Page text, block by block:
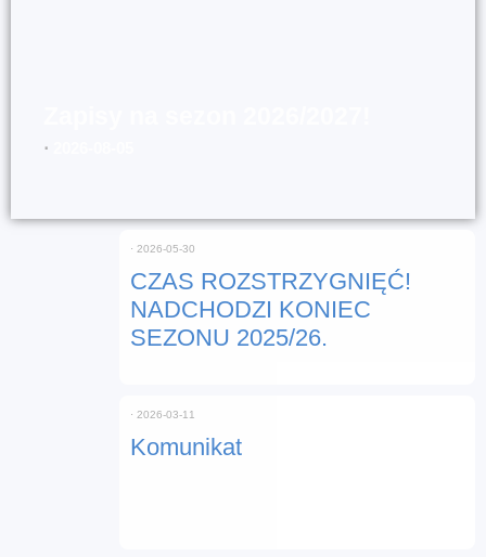
⋅
CZAS ROZSTRZYGNIĘĆ!
NADCHODZI KONIEC
SEZONU 2025/26.
⋅ 2026-05-30
Komunikat
⋅ 2026-03-11